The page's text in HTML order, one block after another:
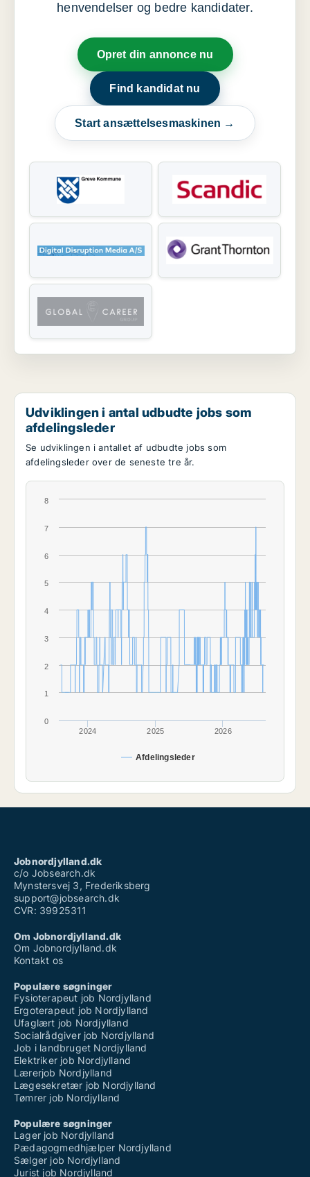
henvendelser og bedre kandidater.
Opret din annonce nu
Find kandidat nu
Start ansættelsesmaskinen →
Udviklingen i antal udbudte jobs som
afdelingsleder
Se udviklingen i antallet af udbudte jobs som
afdelingsleder over de seneste tre år.
Afdelingsleder
2024 2025 2026
0
1
2
3
4
5
6
7
8
Jobnordjylland.dk
c/o Jobsearch.dk
Mynstersvej 3, Frederiksberg
support@jobsearch.dk
CVR: 39925311
Om Jobnordjylland.dk
Om Jobnordjylland.dk
Kontakt os
Populære søgninger
Fysioterapeut job Nordjylland
Ergoterapeut job Nordjylland
Ufaglært job Nordjylland
Socialrådgiver job Nordjylland
Job i landbruget Nordjylland
Elektriker job Nordjylland
Lærerjob Nordjylland
Lægesekretær job Nordjylland
Tømrer job Nordjylland
Populære søgninger
Lager job Nordjylland
Pædagogmedhjælper Nordjylland
Sælger job Nordjylland
Jurist job Nordjylland